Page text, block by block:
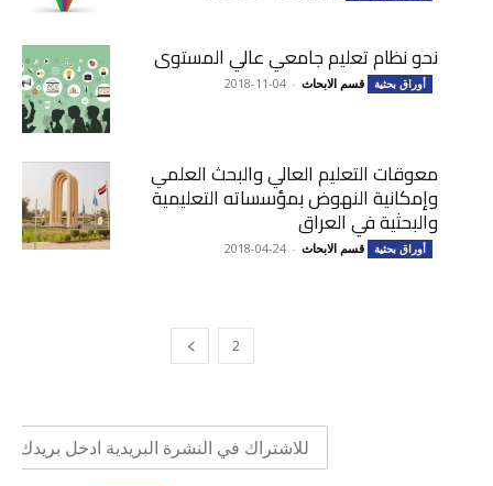
نحو نظام تعليم جامعي عالي المستوى
أوراق بحثية قسم الابحاث -
2018-11-04
معوقات التعليم العالي والبحث العلمي
وإمكانية النهوض بمؤسساته التعليمية
والبحثية في العراق
أوراق بحثية قسم الابحاث -
2018-04-24
2